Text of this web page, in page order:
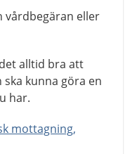
vårdbegäran eller
alltid bra att
kunna göra en
har.
mottagning,